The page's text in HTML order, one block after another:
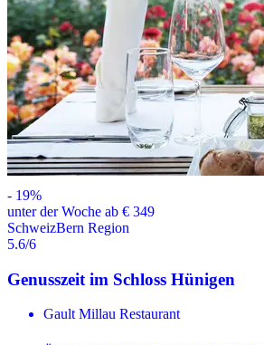
- 19%
unter der Woche ab € 349
SchweizBern Region
5.6/6
Genusszeit im Schloss Hünigen
Gault Millau Restaurant